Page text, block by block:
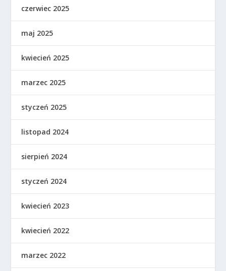
czerwiec 2025
maj 2025
kwiecień 2025
marzec 2025
styczeń 2025
listopad 2024
sierpień 2024
styczeń 2024
kwiecień 2023
kwiecień 2022
marzec 2022